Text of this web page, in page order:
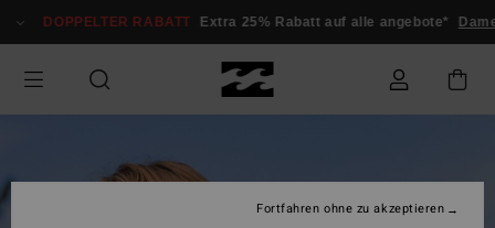
zur
springen
DOPPELTER RABATT Extra 25% Rabatt auf alle angebote*
Fortfahren ohne zu akzeptieren